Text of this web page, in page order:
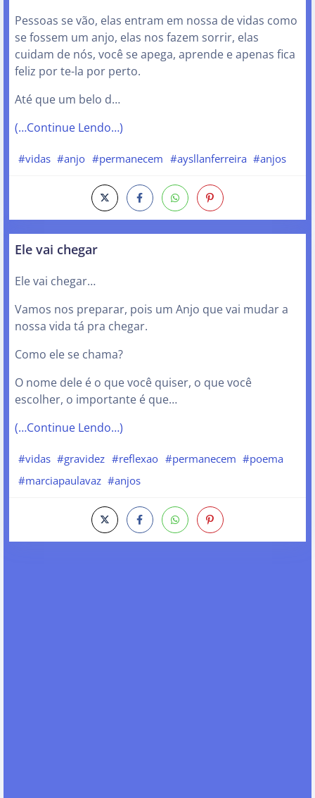
Pessoas se vão, elas entram em nossa de vidas como
se fossem um anjo, elas nos fazem sorrir, elas
cuidam de nós, você se apega, aprende e apenas fica
feliz por te-la por perto.
Até que um belo d…
(…Continue Lendo…)
#vidas #anjo #permanecem #aysllanferreira #anjos
Ele vai chegar
Ele vai chegar…
Vamos nos preparar, pois um Anjo que vai mudar a
nossa vida tá pra chegar.
Como ele se chama?
O nome dele é o que você quiser, o que você
escolher, o importante é que…
(…Continue Lendo…)
#vidas #gravidez #reflexao #permanecem #poema
#marciapaulavaz #anjos